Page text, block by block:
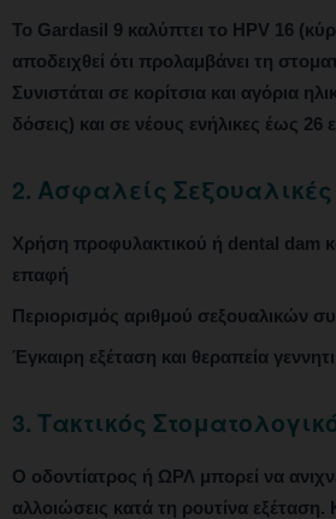
Το Gardasil 9 καλύπτει το HPV 16
αποδειχθεί ότι προλαμβάνει τη
Συνιστάται σε κορίτσια και αγόρια
δόσεις) και σε νέους ενήλικες έως 26
2. Ασφαλείς Σεξουαλικές
Χρήση προφυλακτικού ή dental dam
επαφή
Περιορισμός αριθμού σεξουαλικών
Έγκαιρη εξέταση και θεραπεία
3. Τακτικός
Ο οδοντίατρος ή ΩΡΛ μπορεί να
αλλοιώσεις κατά τη ρουτίνα